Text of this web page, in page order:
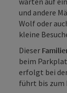
und andere
Wolf oder
kleine
Dieser
beim
erfolgt bei
führt bis zum